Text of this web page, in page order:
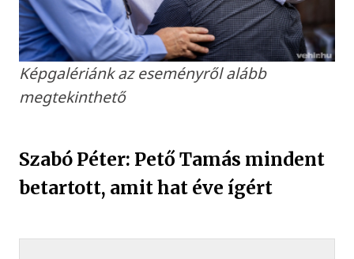
Képgalériánk az eseményről alább
megtekinthető
Szabó Péter: Pető Tamás mindent
betartott, amit hat éve ígért